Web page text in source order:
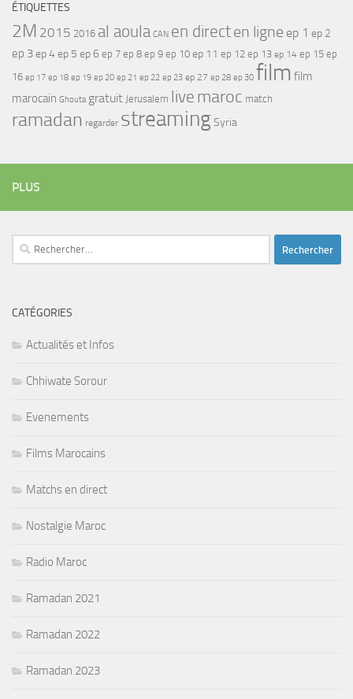
ÉTIQUETTES
2M 2015 2016 al aoula CAN en directen ligne ep 1 ep 2
ep 3ep 4ep 5 ep 6 ep 7 ep 8 ep 9 ep 10 ep 11 ep 12 ep 13 ep 14 ep 15 ep
16 ep 17 ep 18 ep 19 ep 20 ep 21 ep 22 ep 23 ep 27 ep 28 ep 30 film film
marocain Ghouta gratuit Jerusalem live maroc match
ramadan regarder streamingSyria
PLUS
Rechercher :
CATÉGORIES
Actualités et Infos
Chhiwate Sorour
Evenements
Films Marocains
Matchs en direct
Nostalgie Maroc
Radio Maroc
Ramadan 2021
Ramadan 2022
Ramadan 2023